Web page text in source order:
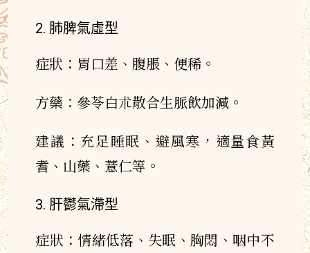
肺脾氣虛型
症狀：胃口差、腹脹、便稀。
方藥：參苓白朮散合生脈飲加減。
建議：充足睡眠、避風寒，適量食黃
耆、山藥、薏仁等。
肝鬱氣滯型
症狀：情緒低落、失眠、胸悶、咽中不